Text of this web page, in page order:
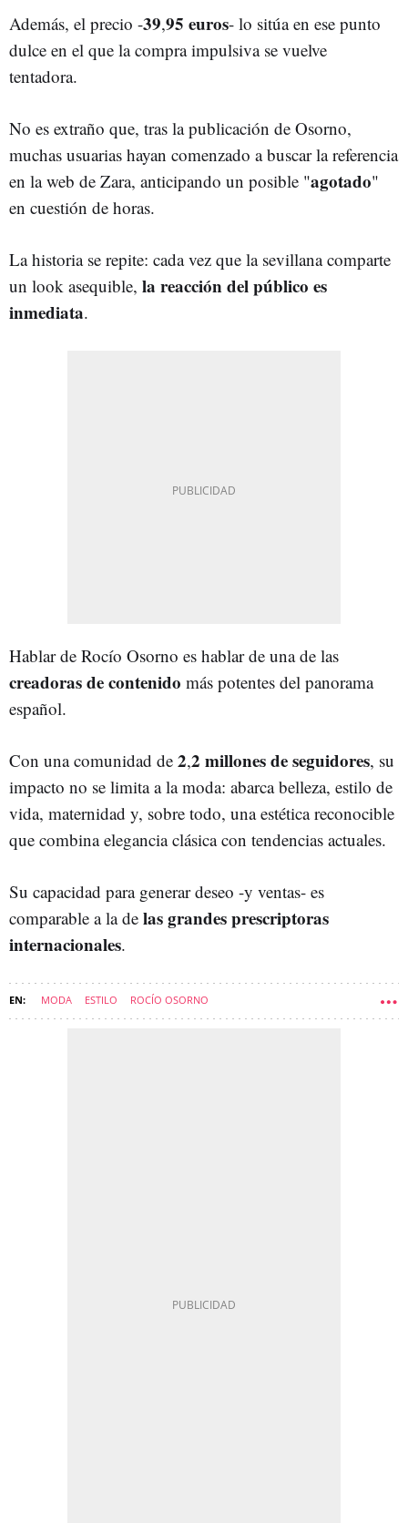
Además, el precio -39,95 euros- lo sitúa en ese punto
dulce en el que la compra impulsiva se vuelve
tentadora.
No es extraño que, tras la publicación de Osorno,
muchas usuarias hayan comenzado a buscar la referencia
en la web de Zara, anticipando un posible "agotado"
en cuestión de horas.
La historia se repite: cada vez que la sevillana comparte
un look asequible, la reacción del público es
inmediata.
Hablar de Rocío Osorno es hablar de una de las
creadoras de contenido más potentes del panorama
español.
Con una comunidad de 2,2 millones de seguidores, su
impacto no se limita a la moda: abarca belleza, estilo de
vida, maternidad y, sobre todo, una estética reconocible
que combina elegancia clásica con tendencias actuales.
Su capacidad para generar deseo -y ventas- es
comparable a la de las grandes prescriptoras
internacionales.
MODA ESTILO ROCÍO OSORNO